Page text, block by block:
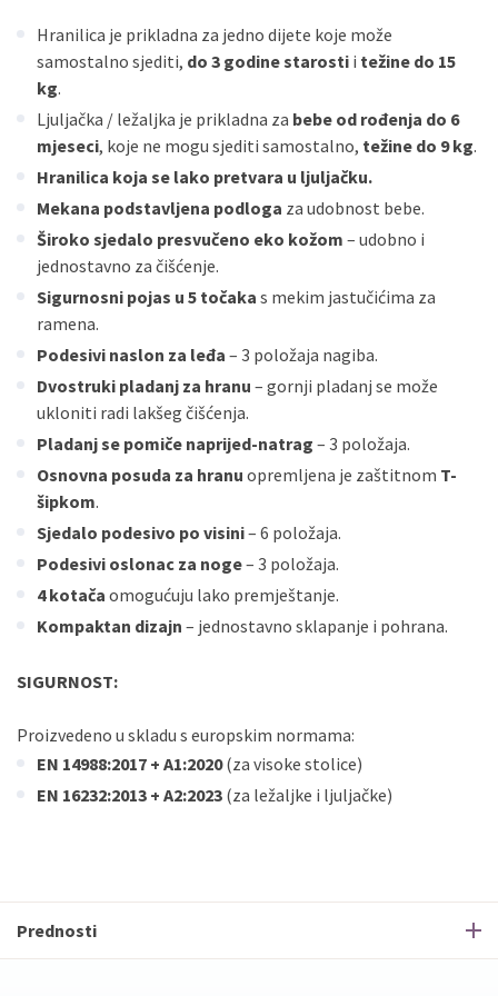
Hranilica je prikladna za jedno dijete koje može
samostalno sjediti, do 3 godine starosti i težine do 15
kg.
Ljuljačka / ležaljka je prikladna za bebe od rođenja do 6
mjeseci, koje ne mogu sjediti samostalno, težine do 9 kg.
Hranilica koja se lako pretvara u ljuljačku.
Mekana podstavljena podloga za udobnost bebe.
Široko sjedalo presvučeno eko kožom – udobno i
jednostavno za čišćenje.
Sigurnosni pojas u 5 točaka s mekim jastučićima za
ramena.
Podesivi naslon za leđa – 3 položaja nagiba.
Dvostruki pladanj za hranu – gornji pladanj se može
ukloniti radi lakšeg čišćenja.
Pladanj se pomiče naprijed-natrag – 3 položaja.
Osnovna posuda za hranu opremljena je zaštitnom T-
šipkom.
Sjedalo podesivo po visini– 6 položaja.
Podesivi oslonac za noge– 3 položaja.
4 kotača omogućuju lako premještanje.
Kompaktan dizajn – jednostavno sklapanje i pohrana.
SIGURNOST:
Proizvedeno u skladu s europskim normama:
EN 14988:2017 + A1:2020(za visoke stolice)
EN 16232:2013 + A2:2023 (za ležaljke i ljuljačke)
Prednosti